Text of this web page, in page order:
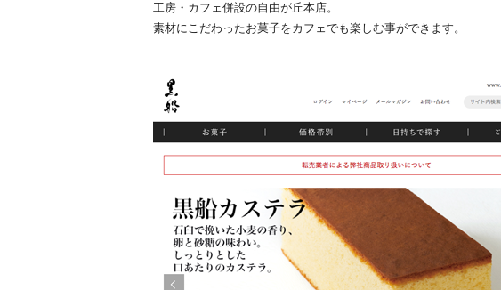
工房・カフェ併設の自由が丘本店。
素材にこだわったお菓子をカフェでも楽しむ事ができます。